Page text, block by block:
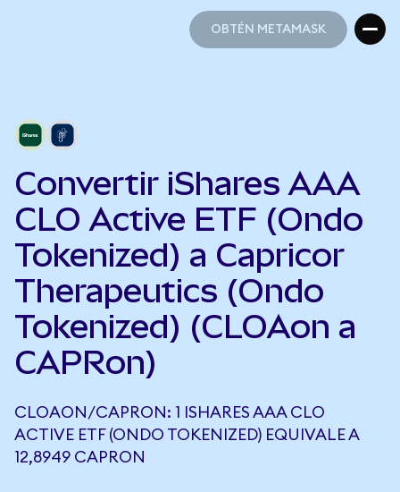
OBTÉN METAMASK
Convertir iShares AAA
CLO Active ETF (Ondo
Tokenized) a Capricor
Therapeutics (Ondo
Tokenized) (CLOAon a
CAPRon)
CLOAON/CAPRON: 1 ISHARES AAA CLO
ACTIVE ETF (ONDO TOKENIZED) EQUIVALE A
12,8949 CAPRON